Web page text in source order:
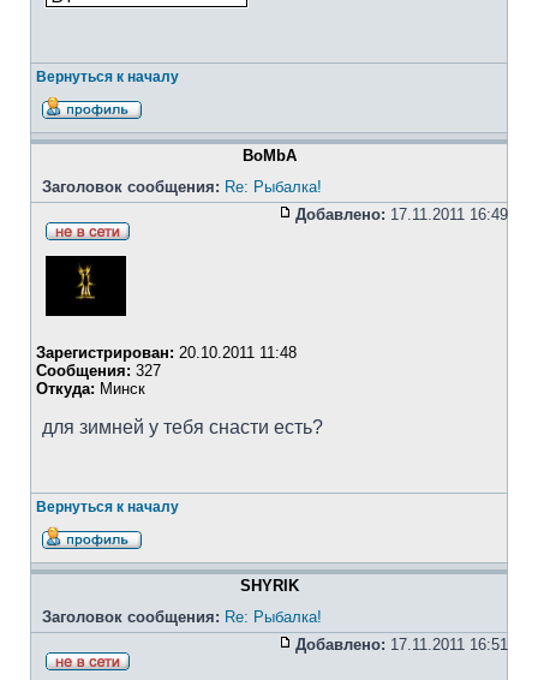
Вернуться к началу
BoMbA
Заголовок сообщения: Re: Рыбалка!
Добавлено: 17.11.2011 16:49
Зарегистрирован: 20.10.2011 11:48
Сообщения: 327
Откуда: Минск
для зимней у тебя снасти есть?
Вернуться к началу
SHYRIK
Заголовок сообщения: Re: Рыбалка!
Добавлено: 17.11.2011 16:51